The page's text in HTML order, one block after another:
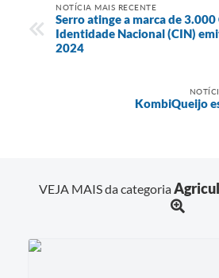
NOTÍCIA MAIS RECENTE
Serro atinge a marca de
Identidade Nacional (CIN)
2024
KombiQueijo
VEJA MAIS da categoria